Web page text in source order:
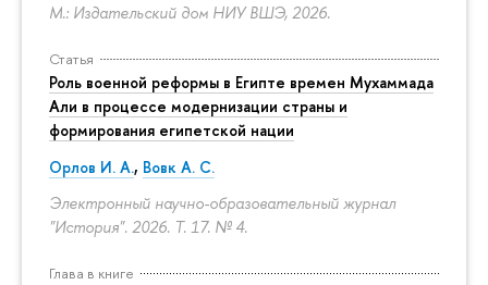
М.: Издательский дом НИУ ВШЭ, 2026.
Статья
Роль военной реформы в Египте времен Мухаммада
Али в процессе модернизации страны и
формирования египетской нации
Орлов И. А., Вовк А. С.
Электронный научно-образовательный журнал
"История". 2026. Т. 17. № 4.
Глава в книге